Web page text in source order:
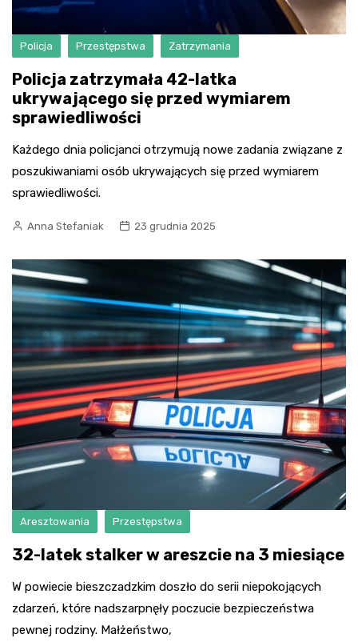
Policja Przestępstwa Zatrzymania
Policja zatrzymała 42-latka
ukrywającego się przed wymiarem
sprawiedliwości
Każdego dnia policjanci otrzymują nowe zadania związane z
poszukiwaniami osób ukrywających się przed wymiarem
sprawiedliwości.
Anna Stefaniak 23 grudnia 2025
Aresztowania Przestępstwa
32-latek stalker w areszcie na 3 miesiące
W powiecie bieszczadzkim doszło do serii niepokojących
zdarzeń, które nadszarpnęły poczucie bezpieczeństwa
pewnej rodziny. Małżeństwo,